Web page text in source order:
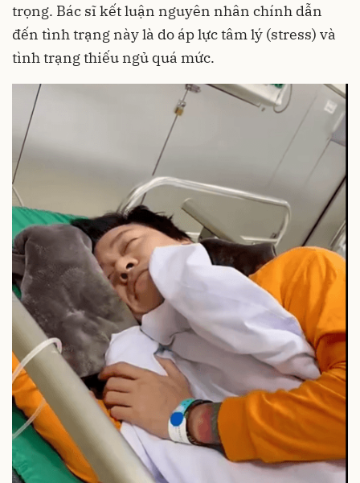
trọng. Bác sĩ kết luận nguyên nhân chính dẫn
đến tình trạng này là do áp lực tâm lý (stress) và
tình trạng thiếu ngủ quá mức.